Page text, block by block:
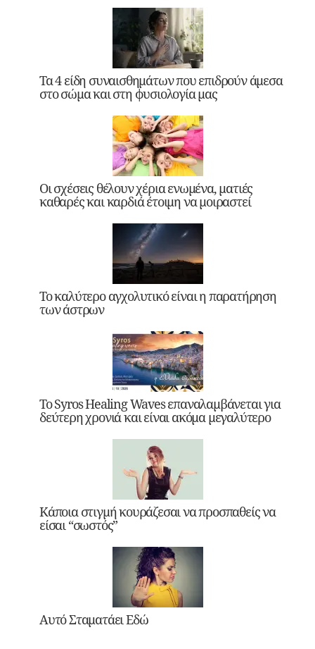
Τα 4 είδη συναισθημάτων που επιδρούν άμεσα
στο σώμα και στη φυσιολογία μας
Οι σχέσεις θέλουν χέρια ενωμένα, ματιές
καθαρές και καρδιά έτοιμη να μοιραστεί
Το καλύτερο αγχολυτικό είναι η παρατήρηση
των άστρων
Το Syros Healing Waves επαναλαμβάνεται για
δεύτερη χρονιά και είναι ακόμα μεγαλύτερο
Κάποια στιγμή κουράζεσαι να προσπαθείς να
είσαι “σωστός”
Αυτό Σταματάει Εδώ